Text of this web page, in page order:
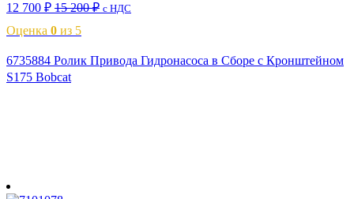
12 700 ₽ 15 200₽ с НДС
Оценка 0 из 5
6735884 Ролик Привода Гидронасоса в Сборе с Кронштейном
S175 Bobcat